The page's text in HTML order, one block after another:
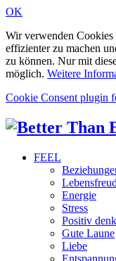
OK
Wir verwenden Cookies
effizienter zu machen
zu können. Nur mit
möglich. Weitere
Cookie Consent plugin
FEEL
Energie
Stress
Positiv
Gute Laune
Liebe